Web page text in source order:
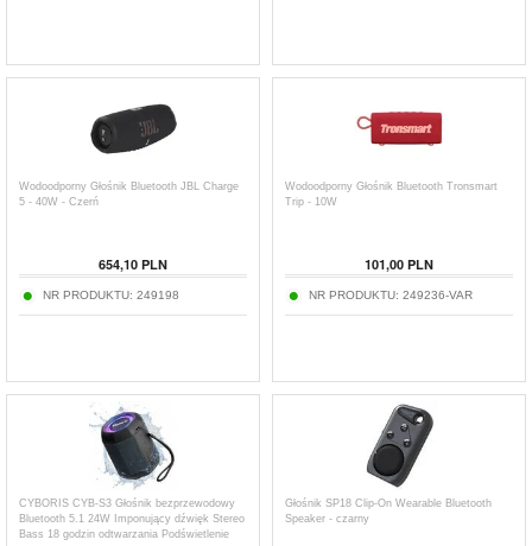
Wodoodporny Głośnik Bluetooth JBL Charge
5 - 40W - Czerń
654,10 PLN
NR PRODUKTU: 249198
Wodoodporny Głośnik Bluetooth Tronsmart
Trip - 10W
101,00 PLN
NR PRODUKTU: 249236-VAR
CYBORIS CYB-S3 Głośnik bezprzewodowy
Bluetooth 5.1 24W Imponujący dźwięk Stereo
Bass 18 godzin odtwarzania Podświetlenie
Głośnik SP18 Clip-On Wearable Bluetooth
Speaker - czarny